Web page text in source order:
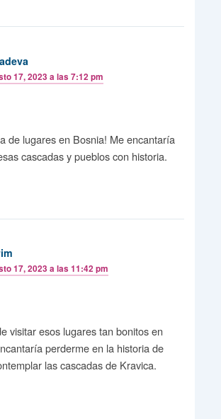
17, 2023 a las 7:12 pm
de lugares en Bosnia! Me encantaría
cascadas y pueblos con historia.
17, 2023 a las 11:42 pm
visitar esos lugares tan bonitos en
perderme en la historia de
las cascadas de Kravica.